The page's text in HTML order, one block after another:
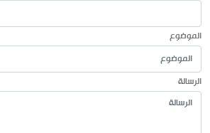
الموضوع
الرسالة